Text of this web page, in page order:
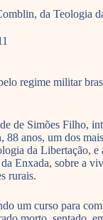
da Teologia
regime militar
de Simões Filho,
88 anos, um dos
da Libertação,
Enxada, sobre a
rurais.
um curso para